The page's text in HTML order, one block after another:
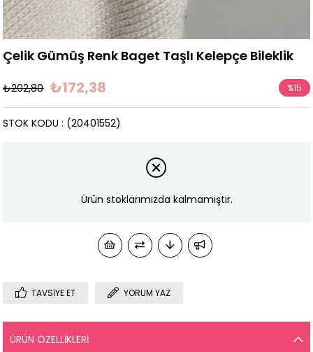
Çelik Gümüş Renk Baget Taşlı Kelepçe Bileklik
₺202,80 ₺172,38 %15
İndirim
(20401552)
STOK KODU
Ürün stoklarımızda kalmamıştır.
TAVSIYE ET YORUM YAZ
ÜRÜN ÖZELLIKLERI